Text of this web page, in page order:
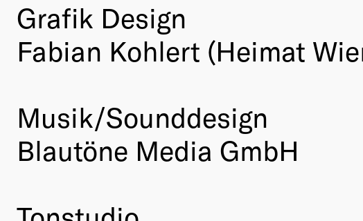
Grafik Design
Fabian Kohlert (Heimat
Musik/Sounddesign
Blautöne Media GmbH